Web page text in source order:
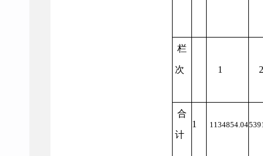
栏
次 1 2
合
计
1 1134854.04